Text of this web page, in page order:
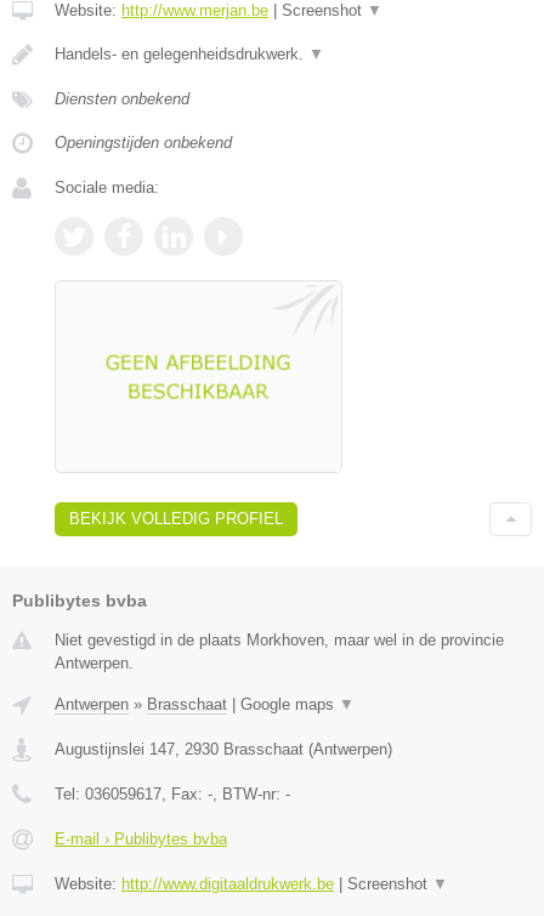
Website: http://www.merjan.be Screenshot ▼
Handels- en gelegenheidsdrukwerk. ▼
Diensten onbekend
Openingstijden onbekend
Sociale media:
BEKIJK VOLLEDIG PROFIEL
Publibytes bvba
Niet gevestigd in de plaats Morkhoven, maar wel in de provincie
Antwerpen.
Antwerpen » Brasschaat | Google maps ▼
Augustijnslei 147 2930 Brasschaat (Antwerpen)
Tel: 036059617 , Fax: - , BTW-nr: -
E-mail › Publibytes bvba
Website: http://www.digitaaldrukwerk.be | Screenshot ▼